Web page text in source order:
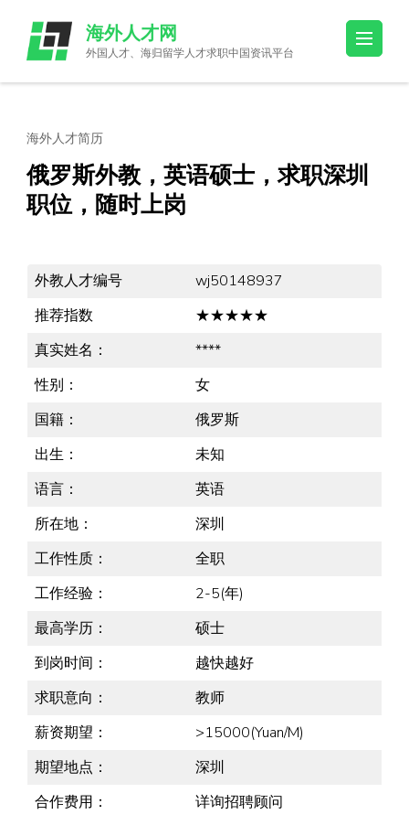
content
(Press
海外人才网
外国人才、海归留学人才求职中国资讯平台
海外人才简历
俄罗斯外教，英语硕士，求职深圳
职位，随时上岗
外教人才编号
wj50148937
推荐指数
★★★★★
真实姓名：
****
性别：
女
国籍：
俄罗斯
出生：
未知
语言：
英语
所在地：
深圳
工作性质：
全职
工作经验：
2-5(年)
最高学历：
硕士
到岗时间：
越快越好
求职意向：
教师
薪资期望：
>15000(Yuan/M)
期望地点：
深圳
合作费用：
详询招聘顾问